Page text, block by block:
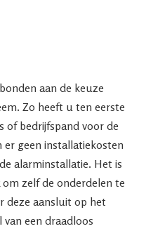
aan de keuze
Zo heeft u ten eerste
of bedrijfspand voor de
geen installatiekosten
alarminstallatie. Het is
zelf de onderdelen te
deze aansluit op het
een draadloos